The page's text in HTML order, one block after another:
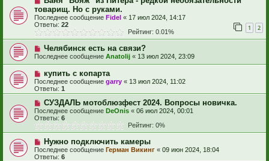
товарищ. Но с руками.
Последнее сообщение Fidel « 17 июл 2024, 14:17
Ответы: 22 1 2
Рейтинг: 0.01%
Челябинск есть на связи?
Последнее сообщение Anatolij « 13 июл 2024, 23:09
купить с копарта
Последнее сообщение garry « 13 июл 2024, 11:02
Ответы: 1
СУЗДАЛЬ мотоблюзфест 2024. Вопросы новичка.
Последнее сообщение DeOnis « 06 июл 2024, 00:01
Ответы: 6
Рейтинг: 0%
Нужно подключить камеры
Последнее сообщение Герман Викинг « 09 июн 2024, 18:04
Ответы: 6